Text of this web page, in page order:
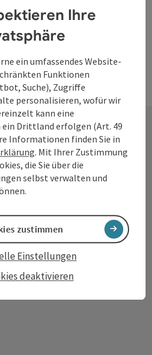
Tourismus
Ihre
ein umfassendes Website-
Funktionen
Suche), Zugriffe
personalisieren, wofür wir
kann eine
Drittland erfolgen (Art. 49
Informationen finden Sie in
. Mit Ihrer Zustimmung
die Sie über die
selbst verwalten und
deaktivieren
Einstellungen
zustimmen